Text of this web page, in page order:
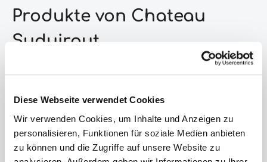
Diese Webseite verwendet Cookies
Wir verwenden Cookies, um Inhalte und Anzeigen zu
personalisieren, Funktionen für soziale Medien anbieten
zu können und die Zugriffe auf unsere Website zu
Produkte von Chateau
Suduiraut